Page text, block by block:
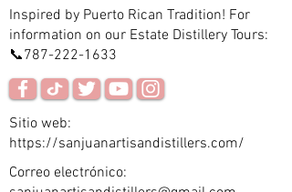
Inspired by Puerto Rican Tradition! For
information on our Estate Distillery Tours:
📞787-222-1633
Sitio web:
https://sanjuanartisandistillers.com/
Correo electrónico: